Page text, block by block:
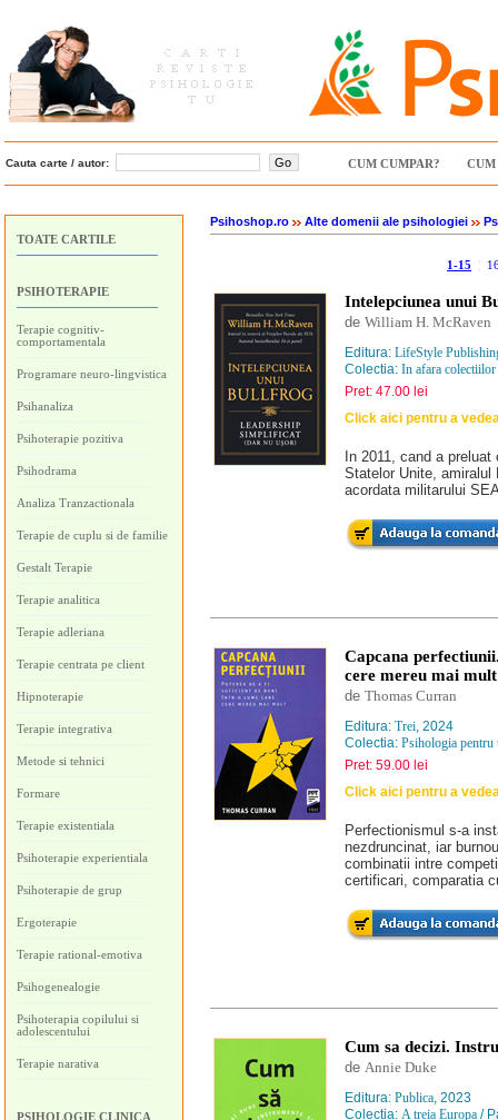
Cauta carte / autor: CUM CUMPAR? CUM
TOATE CARTILE
PSIHOTERAPIE
Terapie cognitiv-
comportamentala
Programare neuro-lingvistica
Psihanaliza
Psihoterapie pozitiva
Psihodrama
Analiza Tranzactionala
Terapie de cuplu si de familie
Gestalt Terapie
Terapie analitica
Terapie adleriana
Terapie centrata pe client
Hipnoterapie
Terapie integrativa
Metode si tehnici
Formare
Terapie existentiala
Psihoterapie experientiala
Psihoterapie de grup
Ergoterapie
Terapie rational-emotiva
Psihogenealogie
Psihoterapia copilului si
adolescentului
Terapie narativa
PSIHOLOGIE CLINICA
Psihoshop.ro Alte domenii ale psihologiei
1-15
Intelepciunea unui
de William H. McRaven
Editura: LifeStyle
Colectia: In afara colectiilor
Pret: 47.00 lei
Click aici pentru a
In 2011, cand a
Statelor Unite, amiralul
acordata militarului
Capcana
cere mereu mai mult
de Thomas Curran
Editura: Trei, 2024
Colectia: Psihologia pentru
Pret: 59.00 lei
Click aici pentru a
Perfectionismul s-a
nezdruncinat, iar
combinatii intre
certificari, comparatia
Cum sa decizi.
de Annie Duke
Editura: Publica, 2023
Colectia: A treia Europa /